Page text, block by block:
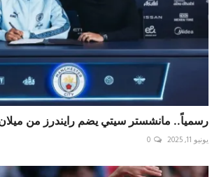
رسمياً.. مانشستر سيتي يضم رايندرز من
يونيو 11, 2025 0